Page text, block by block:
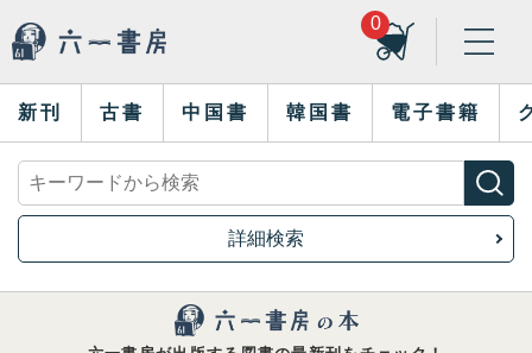
0
新刊 古書 中国書 韓国書 電子書籍
詳細検索